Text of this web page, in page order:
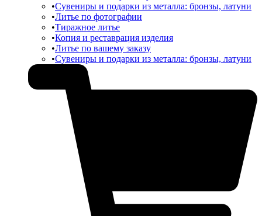
Сувениры и подарки из металла: бронзы, латуни
Литье по фотографии
Тиражное литье
Копия и реставрация изделия
Литье по вашему заказу
Сувениры и подарки из металла: бронзы, латуни